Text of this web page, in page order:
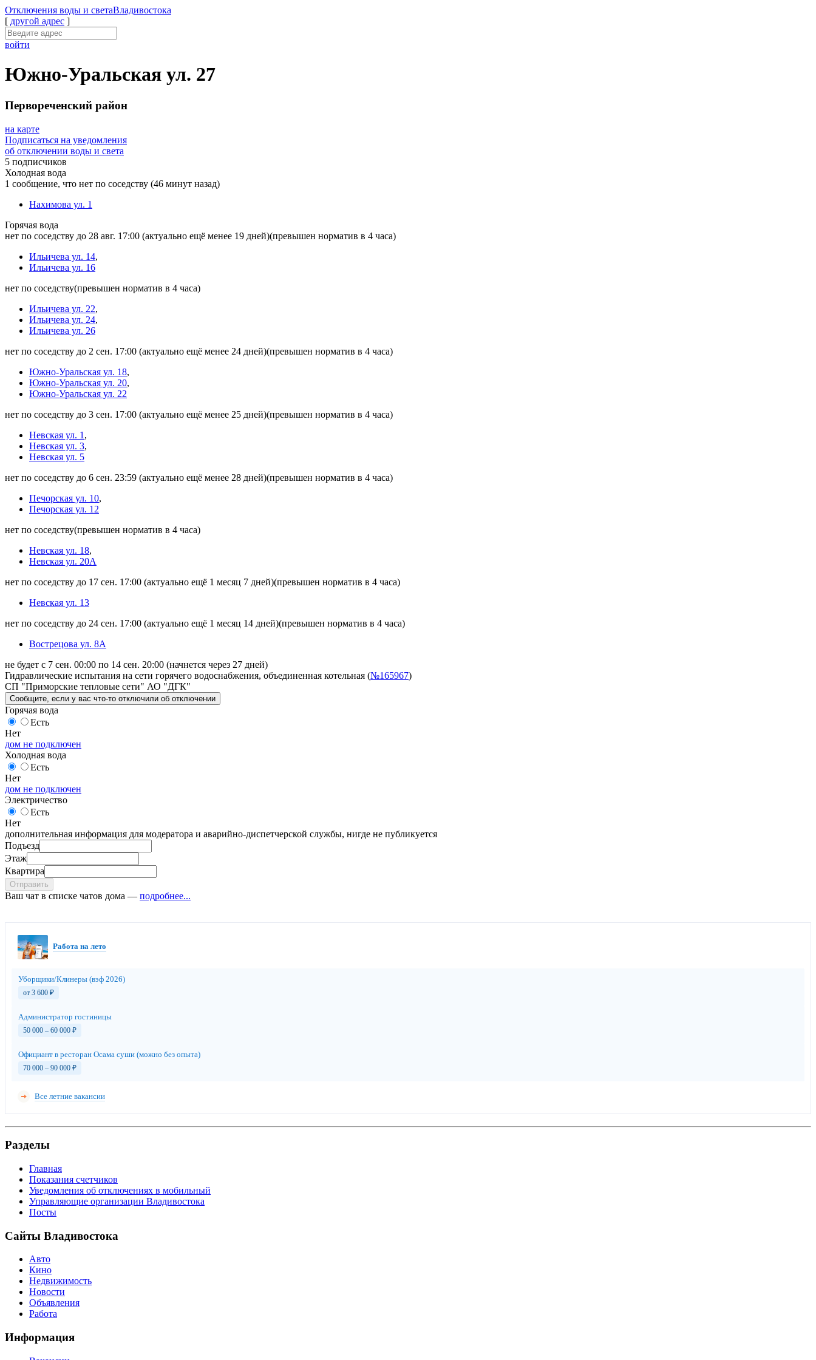
Отключения воды и светаВладивостока
[ другой адрес ]
войти
Южно-Уральская ул. 27
Первореченский район
на карте
Подписаться на уведомления
об отключении воды и света
5 подписчиков
Холодная вода
1 сообщение, что нет по соседству (46 минут назад)
Нахимова ул. 1
Горячая вода
нет по соседству до 28 авг. 17:00 (актуально ещё менее 19 дней)(превышен норматив в 4 часа)
Ильичева ул. 14,
Ильичева ул. 16
нет по соседству(превышен норматив в 4 часа)
Ильичева ул. 22,
Ильичева ул. 24,
Ильичева ул. 26
нет по соседству до 2 сен. 17:00 (актуально ещё менее 24 дней)(превышен норматив в 4 часа)
Южно-Уральская ул. 18,
Южно-Уральская ул. 20,
Южно-Уральская ул. 22
нет по соседству до 3 сен. 17:00 (актуально ещё менее 25 дней)(превышен норматив в 4 часа)
Невская ул. 1 ,
Невская ул. 3,
Невская ул. 5
нет по соседству до 6 сен. 23:59 (актуально ещё менее 28 дней)(превышен норматив в 4 часа)
Печорская ул. 10,
Печорская ул. 12
нет по соседству(превышен норматив в 4 часа)
Невская ул. 18,
Невская ул. 20А
нет по соседству до 17 сен. 17:00 (актуально ещё 1 месяц 7 дней)(превышен норматив в 4 часа)
Невская ул. 13
нет по соседству до 24 сен. 17:00 (актуально ещё 1 месяц 14 дней)(превышен норматив в 4 часа)
Вострецова ул. 8А
не будет с 7 сен. 00:00 по 14 сен. 20:00 (начнется через 27 дней)
Гидравлические испытания на сети горячего водоснабжения, объединенная котельная (№165967)
СП "Приморские тепловые сети" АО "ДГК"
Сообщите , если у вас что-то отключили об отключении
Горячая вода
Есть
Нет
дом не подключен
Холодная вода
Есть
Нет
дом не подключен
Электричество
Есть
Нет
дополнительная информация для модератора и аварийно-диспетчерской службы, нигде не публикуется
Подъезд
Этаж
Квартира
Отправить
Ваш чат в списке чатов дома — подробнее...
Работа на лето
Уборщики/Клинеры (вэф 2026)
от 3 600 ₽
Администратор гостиницы
50 000 – 60 000 ₽
Официант в ресторан Осама суши (можно без опыта)
70 000 – 90 000 ₽
Все летние вакансии
Разделы
Главная
Показания счетчиков
Уведомления об отключениях в мобильный
Управляющие организации Владивостока
Посты
Сайты Владивостока
Авто
Кино
Недвижимость
Новости
Объявления
Работа
Информация